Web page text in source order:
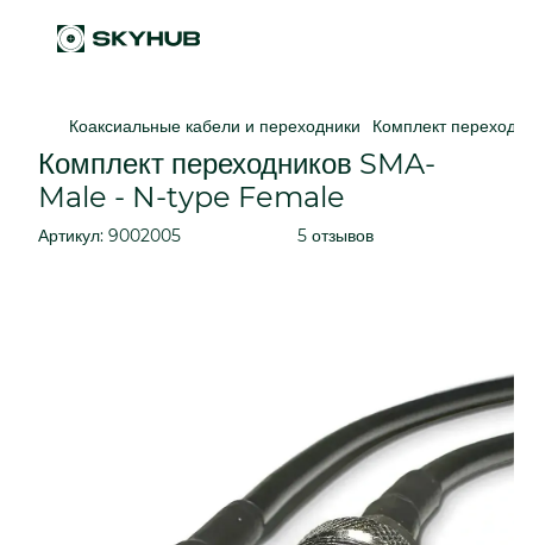
Коаксиальные кабели и переходники Комплект
Комплект переходников SMA-
Male - N-type Female
Артикул: 9002005 5 отзывов